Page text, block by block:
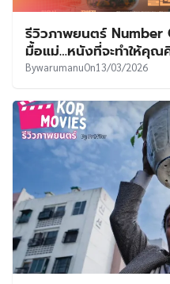
รีวิวภาพยนตร์
มื้อแม่…หนังที่จะทำให้คุ
BywarumanuOn13/03/2026